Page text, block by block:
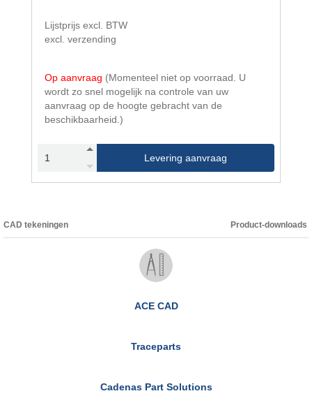
Lijstprijs excl. BTW
excl. verzending
Op aanvraag (Momenteel niet op voorraad. U
wordt zo snel mogelijk na controle van uw
aanvraag op de hoogte gebracht van de
beschikbaarheid.)
Levering aanvraag
CAD tekeningen Product-downloads
ACE CAD
Traceparts
Cadenas Part Solutions